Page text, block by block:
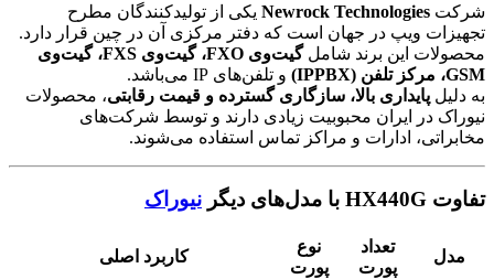
شرکت Newrock Technologies یکی از تولیدکنندگان مطرح
تجهیزات ویپ در جهان است که دفتر مرکزی آن در چین قرار دارد.
محصولات این برند شامل
گیت‌وی FXO، گیت‌وی FXS، گیت‌وی
GSM، مرکز تلفن (IPPBX)
و تلفن‌های IP می‌باشد.
به دلیل پایداری بالا، سازگاری گسترده و قیمت رقابتی، محصولات
نیوراک در ایران محبوبیت زیادی دارند و توسط شرکت‌های
مخابراتی، ادارات و مراکز تماس استفاده می‌شوند.
تفاوت HX440G با مدل‌های دیگر نیوراک
مدل
تعداد
پورت
نوع
پورت
کاربرد اصلی